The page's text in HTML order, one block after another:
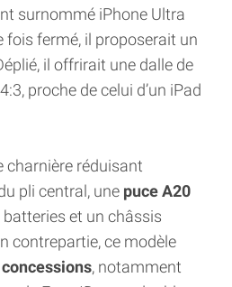
surnommé iPhone Ultra
fois fermé, il proposerait un
il offrirait une dalle de
proche de celui d’un iPad
charnière réduisant
pli central, une puce A20
batteries et un châssis
contrepartie, ce modèle
concessions, notamment